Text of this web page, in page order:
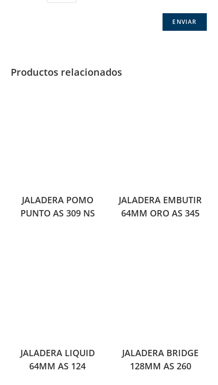
Productos relacionados
JALADERA POMO
PUNTO AS 309 NS
JALADERA EMBUTIR
64MM ORO AS 345
JALADERA LIQUID
64MM AS 124
JALADERA BRIDGE
128MM AS 260